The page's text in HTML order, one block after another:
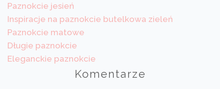
Paznokcie jesień
Inspiracje na paznokcie butelkowa zieleń
Paznokcie matowe
Długie paznokcie
Eleganckie paznokcie
Komentarze